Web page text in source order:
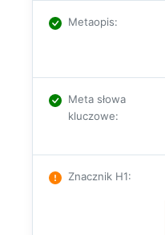
Metaopis:
Meta słowa
kluczowe:
Znacznik H1: